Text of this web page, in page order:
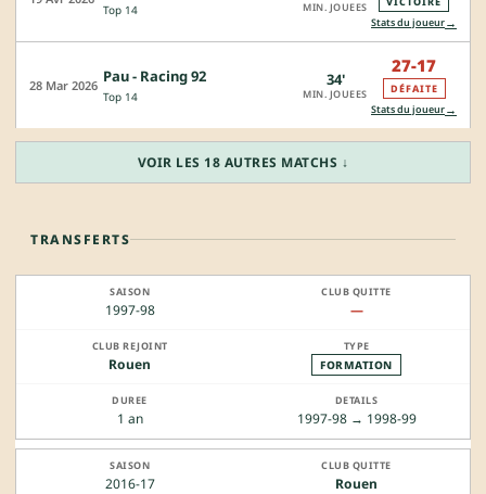
Top 14 MIN. JOUEES
Stats du joueur→
28 Mar 2026 Pau - Racing 92
Top 14
34'
MIN. JOUEES
27-17
DÉFAITE
Stats du joueur→
VOIR LES 18 AUTRES MATCHS ↓
TRANSFERTS
1997-98 —
Rouen FORMATION
1 an 1997-98 → 1998-99
2016-17 Rouen